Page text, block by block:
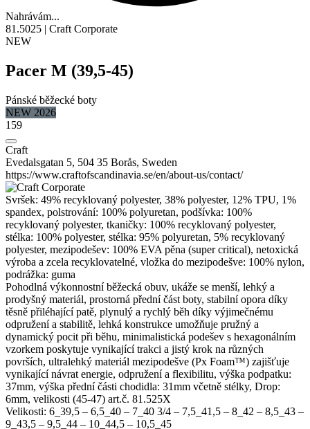
Nahrávám...
81.5025 | Craft Corporate
NEW
Pacer M (39,5-45)
Pánské běžecké boty
NEW 2026
159
Craft
Evedalsgatan 5, 504 35 Borås, Sweden
https://www.craftofscandinavia.se/en/about-us/contact/
Svršek: 49% recyklovaný polyester, 38% polyester, 12% TPU, 1%
spandex, polstrování: 100% polyuretan, podšívka: 100%
recyklovaný polyester, tkaničky: 100% recyklovaný polyester,
stélka: 100% polyester, stélka: 95% polyuretan, 5% recyklovaný
polyester, mezipodešev: 100% EVA pěna (super critical), netoxická
výroba a zcela recyklovatelné, vložka do mezipodešve: 100% nylon,
podrážka: guma
Pohodlná výkonnostní běžecká obuv, ukáže se menší, lehký a
prodyšný materiál, prostorná přední část boty, stabilní opora díky
těsně přiléhající patě, plynulý a rychlý běh díky výjimečnému
odpružení a stabilitě, lehká konstrukce umožňuje pružný a
dynamický pocit při běhu, minimalistická podešev s hexagonálním
vzorkem poskytuje vynikající trakci a jistý krok na různých
površích, ultralehký materiál mezipodešve (Px Foam™) zajišťuje
vynikající návrat energie, odpružení a flexibilitu, výška podpatku:
37mm, výška přední části chodidla: 31mm včetně stélky, Drop:
6mm, velikosti (45-47) art.č. 81.525X
Velikosti: 6_39,5 – 6,5_40 – 7_40 3/4 – 7,5_41,5 – 8_42 – 8,5_43 –
9_43,5 – 9,5_44 – 10_44,5 – 10,5_45